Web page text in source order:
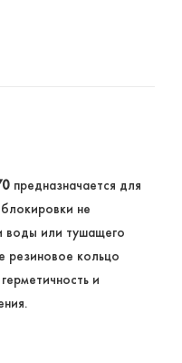
предназначается для
не
воды или тушащего
резиновое кольцо
и